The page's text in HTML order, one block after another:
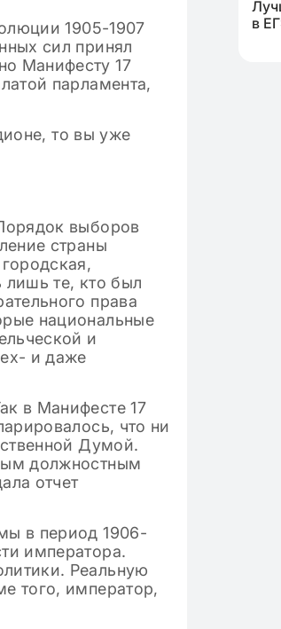
1905-1907
сил принял
Манифесту 17
парламента,
выборов
страны
лишь те, кто был
права
национальные
и
и даже
в Манифесте 17
что ни
Думой.
должностным
отчет
в период 1906-
императора.
Реальную
того, император,
в ЕГЭ по русскому языку 2025